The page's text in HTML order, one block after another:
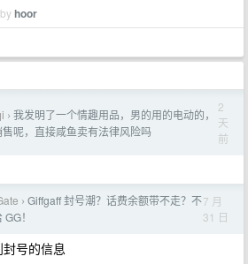
hoor
› 我发明了一个情趣用品，男的用的电动的，
呢，直接咸鱼卖有法律风险吗
2
天
前
› Giffgaff 封号潮？话费余额带不走？不
！
7 月
31 日
封号的信息